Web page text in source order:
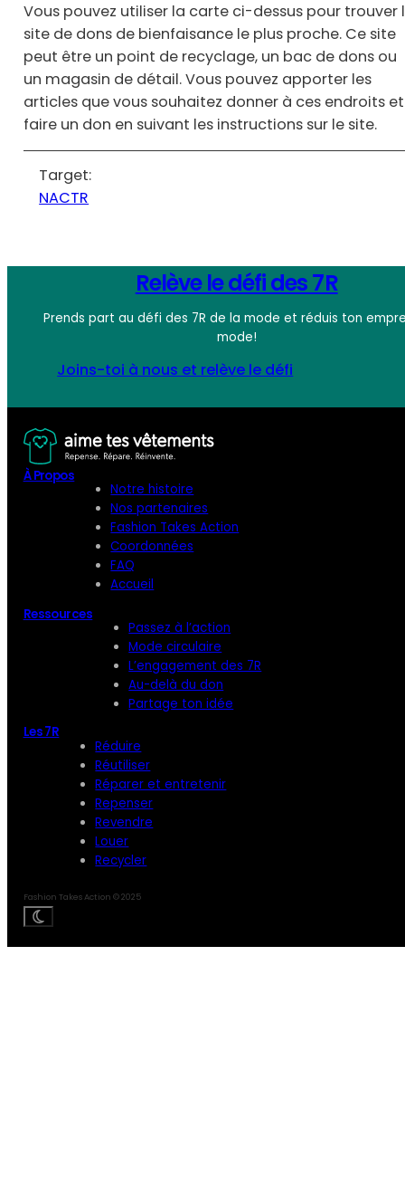
Vous pouvez utiliser la carte ci-dessus pour trouver
site de dons de bienfaisance le plus proche. Ce site
peut être un point de recyclage, un bac de dons ou
un magasin de détail. Vous pouvez apporter les
articles que vous souhaitez donner à ces endroits et
faire un don en suivant les instructions sur le site.
Target:
NACTR
Relève le défi des 7R
Prends part au défi des 7R de la mode et réduis ton
mode!
Joins-toi à nous et relève le défi
À Propos
Notre histoire
Nos partenaires
Fashion Takes Action
Coordonnées
FAQ
Accueil
Ressources
Passez à l’action
Mode circulaire
L’engagement des 7R
Au-delà du don
Partage ton idée
Les 7R
Réduire
Réutiliser
Réparer et entretenir
Repenser
Revendre
Louer
Recycler
Fashion Takes Action © 2025